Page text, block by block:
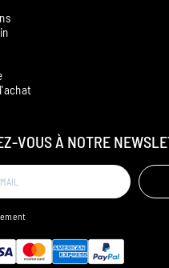
VOUS À NOTRE